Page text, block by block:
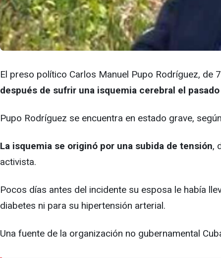
El preso político Carlos Manuel Pupo Rodríguez, de
después de sufrir una isquemia cerebral el pasado
Pupo Rodríguez se encuentra en estado grave,
La isquemia se originó por una subida de tensión,
activista.
Pocos días antes del incidente su esposa le había
diabetes ni para su hipertensión arterial.
Una fuente de la organización no gubernamental